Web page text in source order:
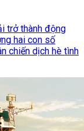
trở thành động
hai con số
chiến dịch hè tình